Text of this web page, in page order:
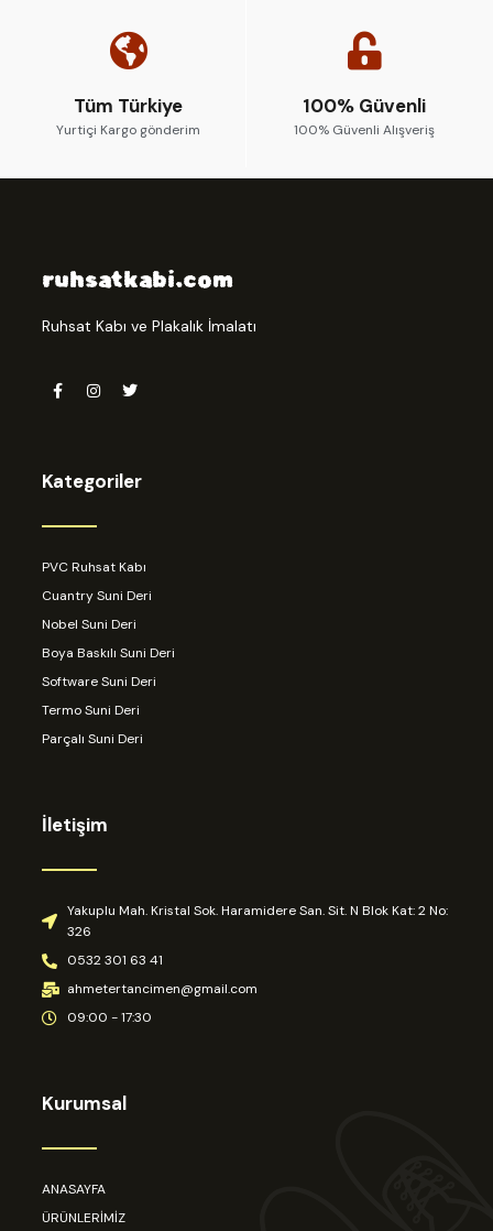
Tüm Türkiye
Yurtiçi Kargo gönderim
100% Güvenli
100% Güvenli Alışveriş
ruhsatkabi.com
Ruhsat Kabı ve Plakalık İmalatı
Kategoriler
PVC Ruhsat Kabı
Cuantry Suni Deri
Nobel Suni Deri
Boya Baskılı Suni Deri
Software Suni Deri
Termo Suni Deri
Parçalı Suni Deri
İletişim
Yakuplu Mah. Kristal Sok. Haramidere San. Sit. N Blok Kat: 2 No:
326
0532 301 63 41
ahmetertancimen@gmail.com
09:00 - 17:30
Kurumsal
ANASAYFA
ÜRÜNLERİMİZ